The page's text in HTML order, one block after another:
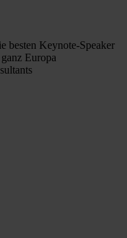
besten Keynote-Speaker
Europa